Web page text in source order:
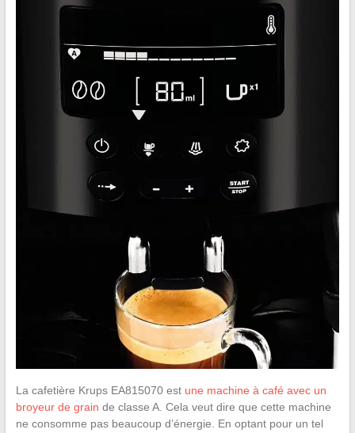
La cafetière Krups EA815070 est une machine à café avec un
broyeur de grain de classe A. Cela veut dire que cette machine
ne consomme pas beaucoup d’énergie. En optant pour un tel